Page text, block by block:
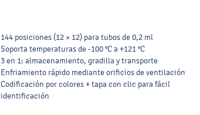
144 posiciones (12 × 12) para tubos de 0,2 ml
Soporta temperaturas de -100 °C a +121 °C
3 en 1: almacenamiento, gradilla y transporte
Enfriamiento rápido mediante orificios de ventilación
Codificación por colores + tapa con clic para fácil
identificación